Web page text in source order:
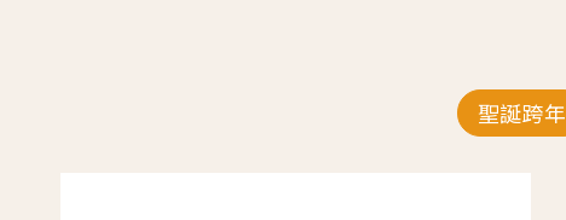
聖誕跨年